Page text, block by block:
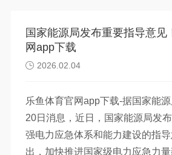
国家能源局发布重要指导意见
网app下载
 2026.02.04
乐鱼体育官网app下载-据国家能
20日消息，近日，国家能源局发
强电力应急体系和能力建设的指
出，加快推进国家级电力应急力